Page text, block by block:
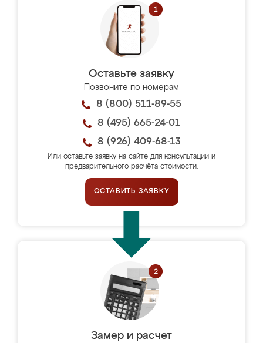
Оставьте заявку
Позвоните по номерам
8 (800) 511-89-55
8 (495) 665-24-01
8 (926) 409-68-13
Или оставьте заявку на сайте для консультации и
предварительного расчёта стоимости.
ОСТАВИТЬ ЗАЯВКУ
Замер и расчет